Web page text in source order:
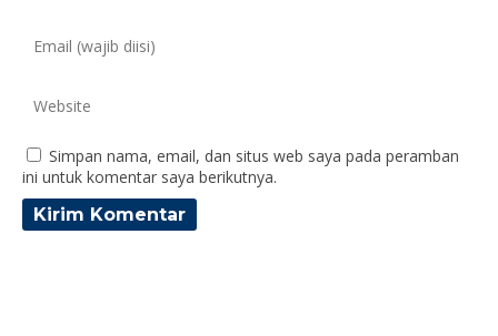
Simpan nama, email, dan situs web saya pada peramban
ini untuk komentar saya berikutnya.